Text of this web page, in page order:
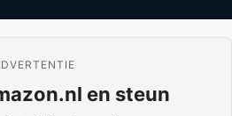
en steun